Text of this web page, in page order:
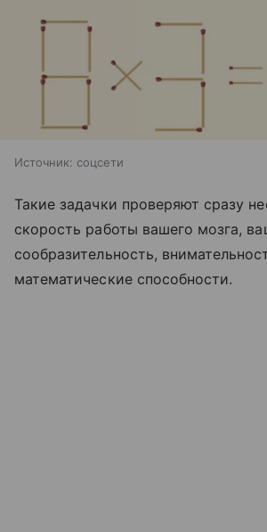
Источник: соцсети
Такие задачки проверяют сразу
скорость работы вашего мозга,
сообразительность,
математические способности.